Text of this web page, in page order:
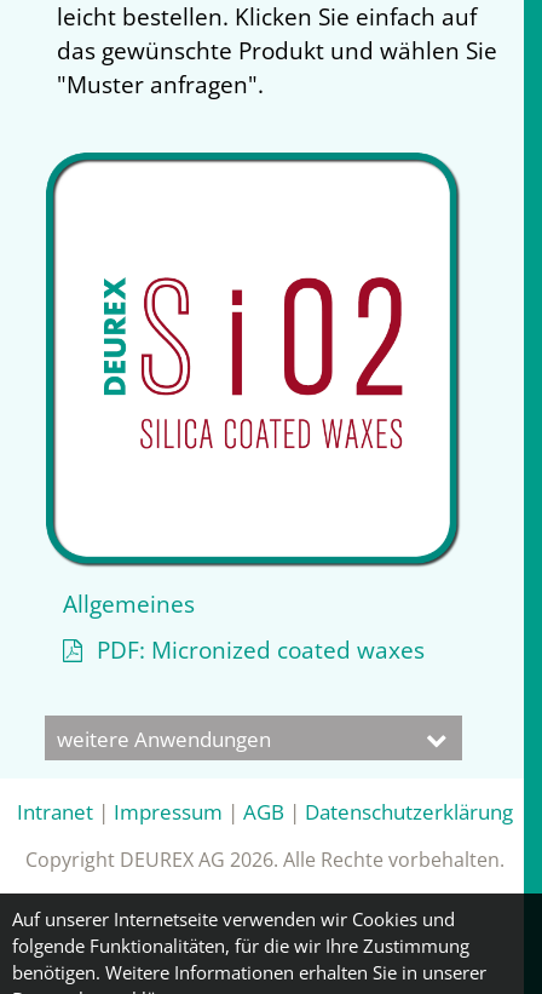
leicht bestellen. Klicken Sie einfach auf
das gewünschte Produkt und wählen Sie
"Muster anfragen".
Allgemeines
PDF: Micronized coated waxes
weitere Anwendungen
Intranet | Impressum | AGB | Datenschutzerklärung
Copyright DEUREX AG 2026. Alle Rechte vorbehalten.
Auf unserer Internetseite verwenden wir Cookies und
folgende Funktionalitäten, für die wir Ihre Zustimmung
benötigen. Weitere Informationen erhalten Sie in unserer